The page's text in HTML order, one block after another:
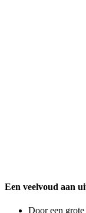
Een veelvoud aan
Door een